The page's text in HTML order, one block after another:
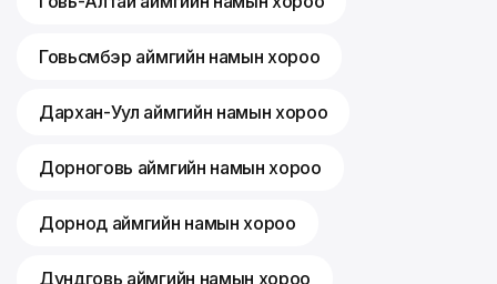
Говьсүмбэр аймгийн намын хороо
Дархан-Уул аймгийн намын хороо
Дорноговь аймгийн намын хороо
Дорнод аймгийн намын хороо
Дундговь аймгийн намын хороо